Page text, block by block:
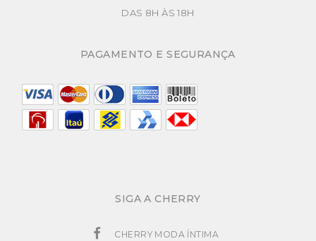
DAS 8H ÀS 18H
PAGAMENTO E SEGURANÇA
SIGA A CHERRY
CHERRY MODA ÍNTIMA